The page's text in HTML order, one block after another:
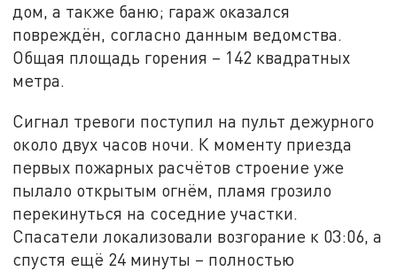
дом, а также баню; гараж оказался
повреждён, согласно данным ведомства.
Общая площадь горения – 142 квадратных
метра.
Сигнал тревоги поступил на пульт дежурного
около двух часов ночи. К моменту приезда
первых пожарных расчётов строение уже
пылало открытым огнём, пламя грозило
перекинуться на соседние участки.
Спасатели локализовали возгорание к 03:06, а
спустя ещё 24 минуты – полностью